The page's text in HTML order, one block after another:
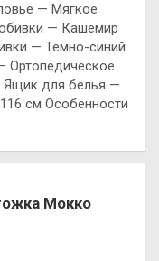
— Мягкое
— Кашемир
— Темно-синий
Ортопедическое
для белья —
см Особенности
Мокко